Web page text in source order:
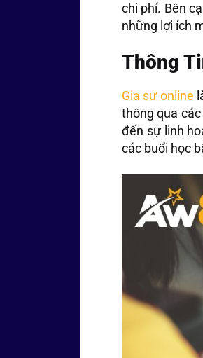
chi phí. Bên
những lợi ích
Thông
Gia sư online
thông qua
đến sự linh
các buổi học